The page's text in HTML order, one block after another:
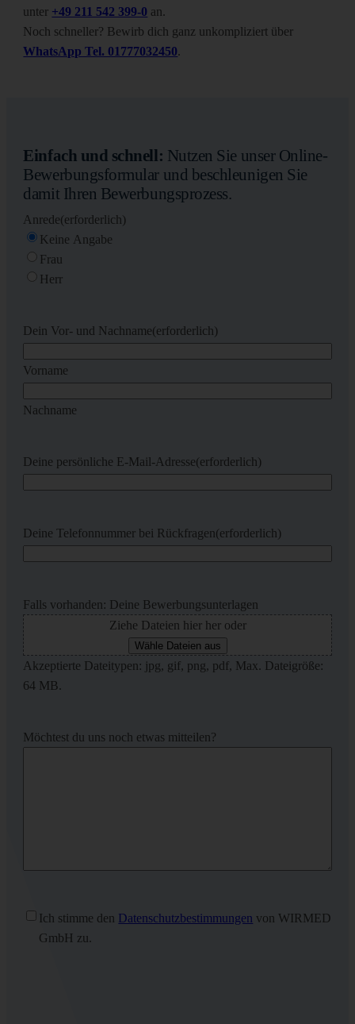
unter +49 211 542 399-0 an.
Noch schneller? Bewirb dich ganz unkompliziert über
WhatsApp Tel. 01777032450.
Einfach und schnell: Nutzen Sie unser Online-
Bewerbungsformular und beschleunigen Sie
damit Ihren Bewerbungsprozess.
Anrede(erforderlich)
Keine Angabe
Frau
Herr
Dein Vor- und Nachname(erforderlich)
Vorname
Nachname
Deine persönliche E-Mail-Adresse(erforderlich)
Deine Telefonnummer bei Rückfragen(erforderlich)
Falls vorhanden: Deine Bewerbungsunterlagen
Ziehe Dateien hier her oder
Wähle Dateien aus
Akzeptierte Dateitypen: jpg, gif, png, pdf, Max. Dateigröße:
64 MB.
Möchtest du uns noch etwas mitteilen?
Ohne
Titel(erforderlich)
Ich stimme den Datenschutzbestimmungen von WIRMED
GmbH zu.